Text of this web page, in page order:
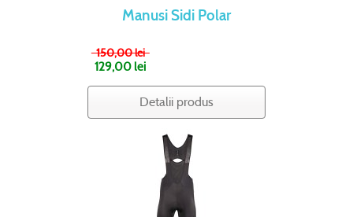
Manusi Sidi Polar
150,00 lei
129,00 lei
Detalii produs